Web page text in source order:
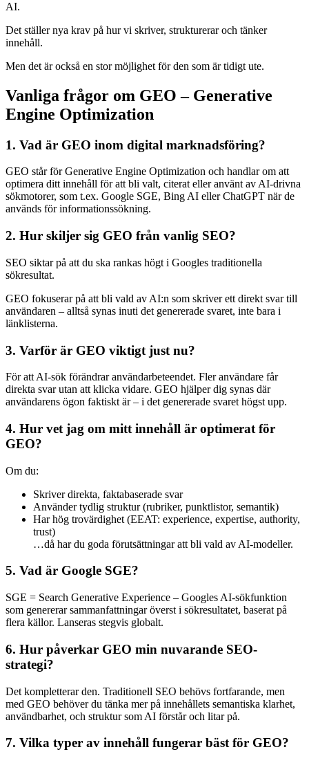
AI.
Det ställer nya krav på hur vi skriver, strukturerar och tänker
innehåll.
Men det är också en stor möjlighet för den som är tidigt ute.
Vanliga frågor om GEO – Generative
Engine Optimization
1. Vad är GEO inom digital marknadsföring?
GEO står för Generative Engine Optimization och handlar om att
optimera ditt innehåll för att bli valt, citerat eller använt av AI-drivna
sökmotorer, som t.ex. Google SGE, Bing AI eller ChatGPT när de
används för informationssökning.
2. Hur skiljer sig GEO från vanlig SEO?
SEO siktar på att du ska rankas högt i Googles traditionella
sökresultat.
GEO fokuserar på att bli vald av AI:n som skriver ett direkt svar till
användaren – alltså synas inuti det genererade svaret, inte bara i
länklisterna.
3. Varför är GEO viktigt just nu?
För att AI-sök förändrar användarbeteendet. Fler användare får
direkta svar utan att klicka vidare. GEO hjälper dig synas där
användarens ögon faktiskt är – i det genererade svaret högst upp.
4. Hur vet jag om mitt innehåll är optimerat för
GEO?
Om du:
Skriver direkta, faktabaserade svar
Använder tydlig struktur (rubriker, punktlistor, semantik)
Har hög trovärdighet (EEAT: experience, expertise, authority,
trust)
…då har du goda förutsättningar att bli vald av AI-modeller.
5. Vad är Google SGE?
SGE = Search Generative Experience – Googles AI-sökfunktion
som genererar sammanfattningar överst i sökresultatet, baserat på
flera källor. Lanseras stegvis globalt.
6. Hur påverkar GEO min nuvarande SEO-
strategi?
Det kompletterar den. Traditionell SEO behövs fortfarande, men
med GEO behöver du tänka mer på innehållets semantiska klarhet,
användbarhet, och struktur som AI förstår och litar på.
7. Vilka typer av innehåll fungerar bäst för GEO?